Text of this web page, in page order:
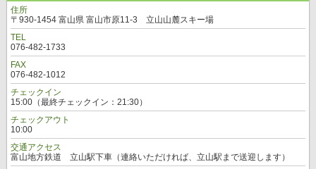
住所
〒930-1454 富山県 富山市原11-3 立山山麓スキー場
TEL
076-482-1733
FAX
076-482-1012
チェックイン
15:00（最終チェックイン：21:30）
チェックアウト
10:00
交通アクセス
富山地方鉄道 立山駅下車（連絡いただければ、立山駅まで送迎します）